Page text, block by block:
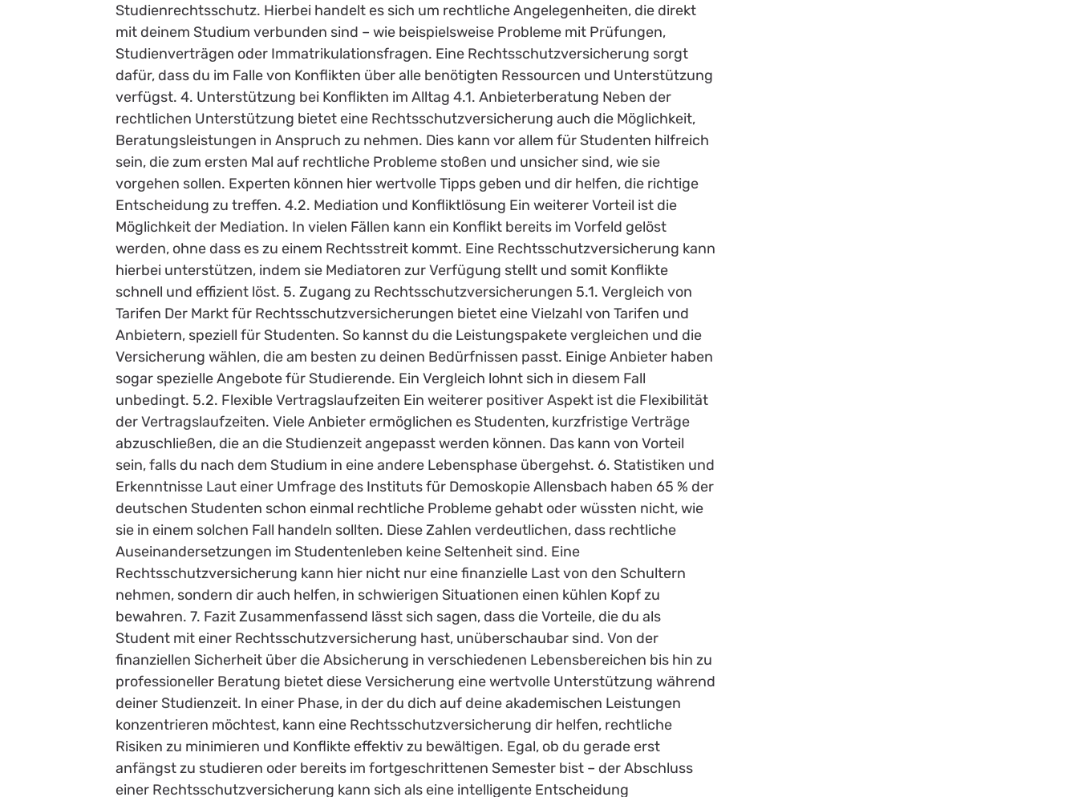
Studienrechtsschutz. Hierbei handelt es sich um rechtliche Angelegenheiten, die direkt
mit deinem Studium verbunden sind – wie beispielsweise Probleme mit Prüfungen,
Studienverträgen oder Immatrikulationsfragen. Eine Rechtsschutzversicherung sorgt
dafür, dass du im Falle von Konflikten über alle benötigten Ressourcen und Unterstützung
verfügst. 4. Unterstützung bei Konflikten im Alltag 4.1. Anbieterberatung Neben der
rechtlichen Unterstützung bietet eine Rechtsschutzversicherung auch die Möglichkeit,
Beratungsleistungen in Anspruch zu nehmen. Dies kann vor allem für Studenten hilfreich
sein, die zum ersten Mal auf rechtliche Probleme stoßen und unsicher sind, wie sie
vorgehen sollen. Experten können hier wertvolle Tipps geben und dir helfen, die richtige
Entscheidung zu treffen. 4.2. Mediation und Konfliktlösung Ein weiterer Vorteil ist die
Möglichkeit der Mediation. In vielen Fällen kann ein Konflikt bereits im Vorfeld gelöst
werden, ohne dass es zu einem Rechtsstreit kommt. Eine Rechtsschutzversicherung kann
hierbei unterstützen, indem sie Mediatoren zur Verfügung stellt und somit Konflikte
schnell und effizient löst. 5. Zugang zu Rechtsschutzversicherungen 5.1. Vergleich von
Tarifen Der Markt für Rechtsschutzversicherungen bietet eine Vielzahl von Tarifen und
Anbietern, speziell für Studenten. So kannst du die Leistungspakete vergleichen und die
Versicherung wählen, die am besten zu deinen Bedürfnissen passt. Einige Anbieter haben
sogar spezielle Angebote für Studierende. Ein Vergleich lohnt sich in diesem Fall
unbedingt. 5.2. Flexible Vertragslaufzeiten Ein weiterer positiver Aspekt ist die Flexibilität
der Vertragslaufzeiten. Viele Anbieter ermöglichen es Studenten, kurzfristige Verträge
abzuschließen, die an die Studienzeit angepasst werden können. Das kann von Vorteil
sein, falls du nach dem Studium in eine andere Lebensphase übergehst. 6. Statistiken und
Erkenntnisse Laut einer Umfrage des Instituts für Demoskopie Allensbach haben 65 % der
deutschen Studenten schon einmal rechtliche Probleme gehabt oder wüssten nicht, wie
sie in einem solchen Fall handeln sollten. Diese Zahlen verdeutlichen, dass rechtliche
Auseinandersetzungen im Studentenleben keine Seltenheit sind. Eine
Rechtsschutzversicherung kann hier nicht nur eine finanzielle Last von den Schultern
nehmen, sondern dir auch helfen, in schwierigen Situationen einen kühlen Kopf zu
bewahren. 7. Fazit Zusammenfassend lässt sich sagen, dass die Vorteile, die du als
Student mit einer Rechtsschutzversicherung hast, unüberschaubar sind. Von der
finanziellen Sicherheit über die Absicherung in verschiedenen Lebensbereichen bis hin zu
professioneller Beratung bietet diese Versicherung eine wertvolle Unterstützung während
deiner Studienzeit. In einer Phase, in der du dich auf deine akademischen Leistungen
konzentrieren möchtest, kann eine Rechtsschutzversicherung dir helfen, rechtliche
Risiken zu minimieren und Konflikte effektiv zu bewältigen. Egal, ob du gerade erst
anfängst zu studieren oder bereits im fortgeschrittenen Semester bist – der Abschluss
einer Rechtsschutzversicherung kann sich als eine intelligente Entscheidung